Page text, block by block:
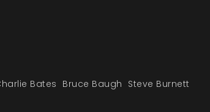
Bates Bruce Baugh Steve Burnett